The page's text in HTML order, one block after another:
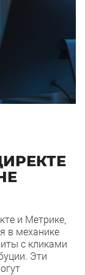
и Метрике,
в механике
с кликами
Эти